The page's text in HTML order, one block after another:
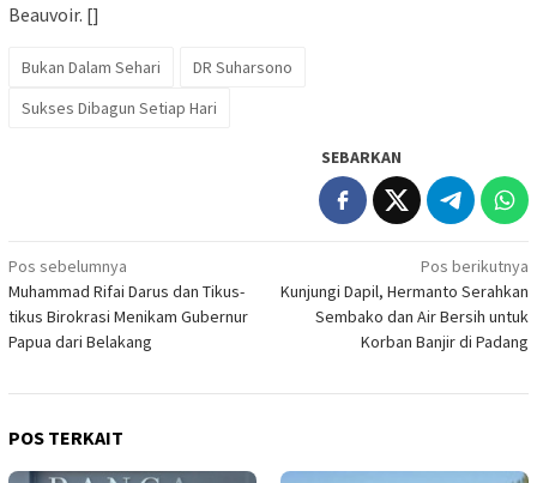
Beauvoir. []
Bukan Dalam Sehari
DR Suharsono
Sukses Dibagun Setiap Hari
SEBARKAN
Navigasi
pos
Pos sebelumnya
Muhammad Rifai Darus dan Tikus-
tikus Birokrasi Menikam Gubernur
Papua dari Belakang
Pos berikutnya
Kunjungi Dapil, Hermanto Serahkan
Sembako dan Air Bersih untuk
Korban Banjir di Padang
POS TERKAIT